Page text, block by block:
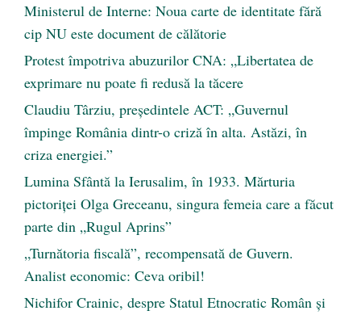
Ministerul de Interne: Noua carte de identitate fără
cip NU este document de călătorie
Protest împotriva abuzurilor CNA: „Libertatea de
exprimare nu poate fi redusă la tăcere
Claudiu Târziu, președintele ACT: „Guvernul
împinge România dintr-o criză în alta. Astăzi, în
criza energiei.”
Lumina Sfântă la Ierusalim, în 1933. Mărturia
pictoriței Olga Greceanu, singura femeia care a făcut
parte din „Rugul Aprins”
„Turnătoria fiscală”, recompensată de Guvern.
Analist economic: Ceva oribil!
Nichifor Crainic, despre Statul Etnocratic Român şi